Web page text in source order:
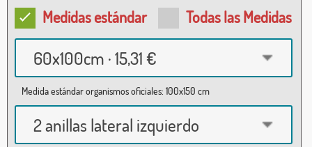
Medidas estándar Todas las Medidas
60x100cm · 15,31 €
Medida estándar organismos oficiales: 100x150 cm
2 anillas lateral izquierdo